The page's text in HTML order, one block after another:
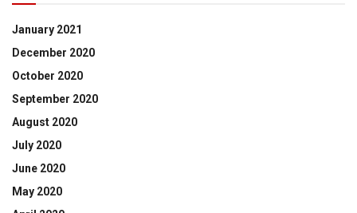
January 2021
December 2020
October 2020
September 2020
August 2020
July 2020
June 2020
May 2020